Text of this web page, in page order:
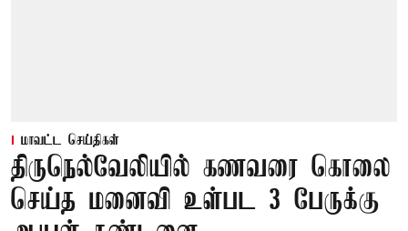
மாவட்ட செய்திகள்
திருநெல்வேலியில் கணவரை கொலை
செய்த மனைவி உள்பட 3 பேருக்கு